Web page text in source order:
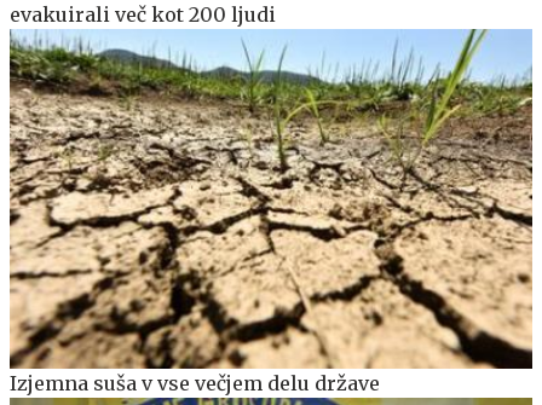
evakuirali več kot 200 ljudi
Izjemna suša v vse večjem delu države